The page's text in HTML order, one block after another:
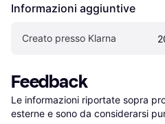
Informazioni aggiuntive
Creato presso Klarna
Feedback
Le informazioni riportate sopra
esterne e sono da considerarsi